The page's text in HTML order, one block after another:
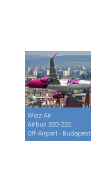
Wizz Air
Airbus 320-232
Off-Airport - Budapest